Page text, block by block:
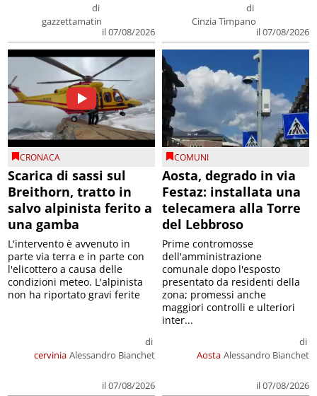
di
gazzettamatin
il 07/08/2026
di
Cinzia Timpano
il 07/08/2026
CRONACA
Scarica di sassi sul
Breithorn, tratto in
salvo alpinista ferito a
una gamba
cervinia
di
Alessandro Bianchet
il 07/08/2026
L'intervento è avvenuto in
parte via terra e in parte con
l'elicottero a causa delle
condizioni meteo. L'alpinista
non ha riportato gravi ferite
COMUNI
Aosta, degrado in via
Festaz: installata una
telecamera alla Torre
del Lebbroso
Aosta
di
Alessandro Bianchet
il 07/08/2026
Prime contromosse
dell'amministrazione
comunale dopo l'esposto
presentato da residenti della
zona; promessi anche
maggiori controlli e ulteriori
inter...